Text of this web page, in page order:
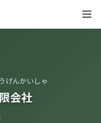
げんかいしゃ
会社